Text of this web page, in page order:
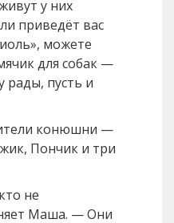
у них
приведёт вас
можете
для собак —
рады, пусть и
конюшни —
Пончик и три
не
Маша. — Они